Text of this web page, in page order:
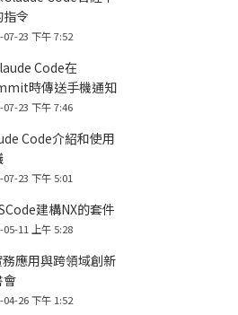
令
07-23 下午 7:52
Code在
時傳送手機通知
07-23 下午 7:46
Code介紹和使用
07-23 下午 5:01
建構NX的套件
05-11 上午 5:28
應用與跨領域創新
會
04-26 下午 1:52